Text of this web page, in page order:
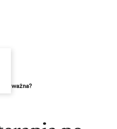
tak ważna?